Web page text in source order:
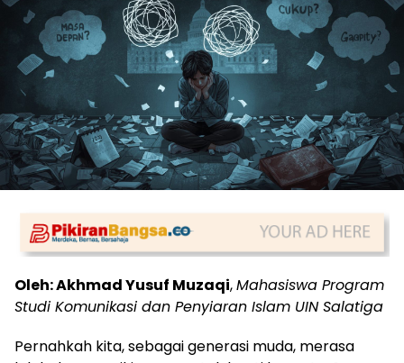
Oleh: Akhmad Yusuf Muzaqi,Mahasiswa Program
Studi Komunikasi dan Penyiaran Islam UIN Salatiga
Pernahkah kita, sebagai generasi muda, merasa